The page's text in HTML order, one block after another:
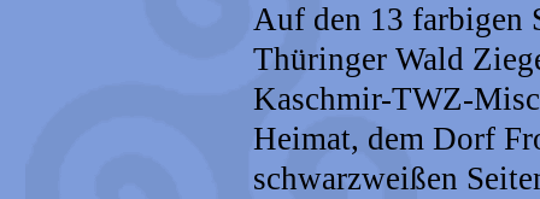
Auf den 13 farbigen
Thüringer Wald
Kaschmir-TWZ-
Heimat, dem Dorf
schwarzweißen